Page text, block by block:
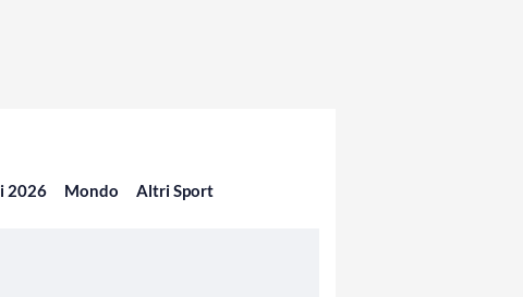
2026 Mondo Altri Sport